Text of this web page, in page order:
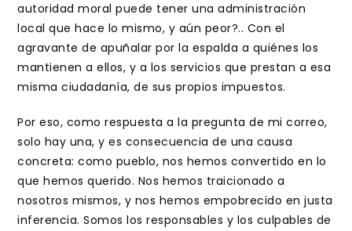
autoridad moral puede tener una administración
local que hace lo mismo, y aún peor?.. Con el
agravante de apuñalar por la espalda a quiénes los
mantienen a ellos, y a los servicios que prestan a esa
misma ciudadanía, de sus propios impuestos.
Por eso, como respuesta a la pregunta de mi correo,
solo hay una, y es consecuencia de una causa
concreta: como pueblo, nos hemos convertido en lo
que hemos querido. Nos hemos traicionado a
nosotros mismos, y nos hemos empobrecido en justa
inferencia. Somos los responsables y los culpables de